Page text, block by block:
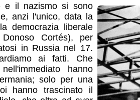
e il nazismo si sono
anzi l'unico, data la
democrazia liberale
Donoso Cortés), per
in Russia nel 17.
ai fatti. Che
hanno
solo per una
hanno trascinato il